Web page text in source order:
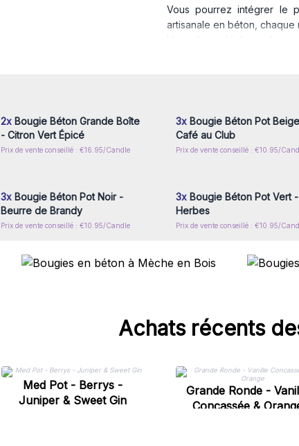
Vous pourrez intégrer le
artisanale en béton,
Un cadeau idéal pour les
Commandez dès
et de sophistication.
2xBougie Béton Grande Boîte
- Citron Vert Épicé
Prix de vente conseillé : €16.95/Candle
3x Bougie Béton Pot
Café au Club
Prix de vente conseillé : €10.95/
Connectez-vous ou inscrivez-
3xBougie Béton Pot Noir -
Beurre de Brandy
Prix de vente conseillé : €10.95/Candle
Connectez-vous ou inscrivez-
3x Bougie Béton Pot Vert -
Herbes
Prix de vente conseillé : €10.95/
Achats récents
Med Pot - Berrys -
Juniper & Sweet Gin
Grande Ronde -
Concassée &